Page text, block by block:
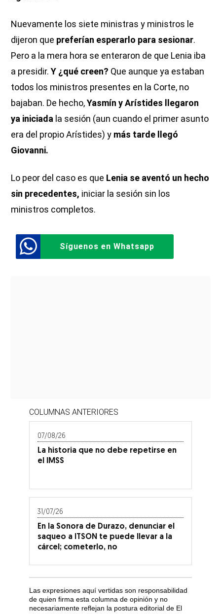
Nuevamente los siete ministras y ministros le
dijeron que preferían esperarlo para sesionar.
Pero a la mera hora se enteraron de que Lenia iba
a presidir.Y ¿qué creen? Que aunque ya estaban
todos los ministros presentes en la Corte, no
bajaban. De hecho,Yasmín y Arístides llegaron
ya iniciada la sesión (aun cuando el primer asunto
era del propio Arístides) y más tarde llegó
Giovanni.
Lo peor del caso es que Lenia se aventó un hecho
sin precedentes, iniciar la sesión sin los
ministros completos.
Síguenos en Whatsapp
COLUMNAS ANTERIORES
07/08/26
La historia que no debe repetirse en
el IMSS
31/07/26
En la Sonora de Durazo, denunciar el
saqueo a ITSON te puede llevar a la
cárcel; cometerlo, no
Las expresiones aquí vertidas son responsabilidad
de quien firma esta columna de opinión y no
necesariamente reflejan la postura editorial de El